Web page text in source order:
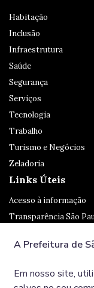
Habitação
Inclusão
Infraestrutura
Saúde
Segurança
Serviços
Tecnologia
Trabalho
Turismo e Negócios
Zeladoria
Links Úteis
Acesso à informação
Transparência São
Ouvidoria
A Prefeitura de
Em nosso site,